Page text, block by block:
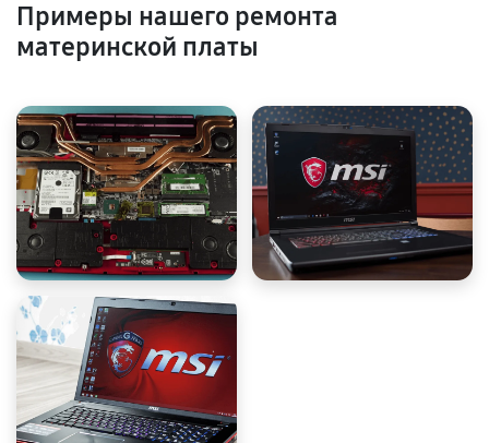
Примеры нашего ремонта
материнской платы